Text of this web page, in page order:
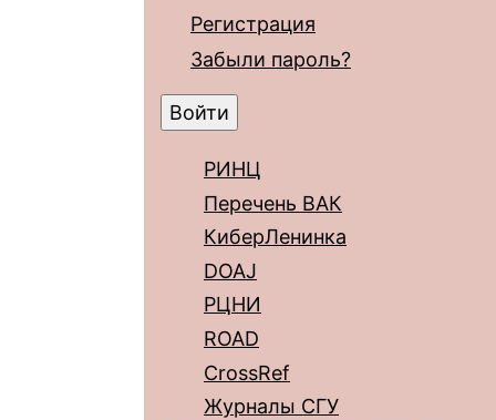
Регистрация
Забыли пароль?
РИНЦ
Перечень ВАК
КиберЛенинка
DOAJ
РЦНИ
ROAD
CrossRef
Журналы СГУ